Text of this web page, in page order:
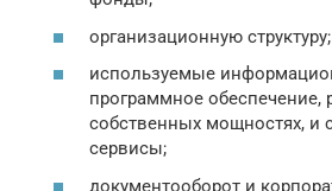
организационную структуру;
используемые
программное обеспечение,
собственных мощностях, и
сервисы;
документооборот и